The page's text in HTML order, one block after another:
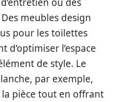
meubles design
pour les toilettes
l’espace
de style. Le
par exemple,
pièce tout en offrant